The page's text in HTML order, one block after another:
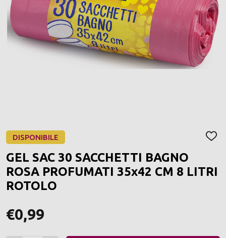
DISPONIBILE
GEL SAC 30 SACCHETTI BAGNO
ROSA PROFUMATI 35x42 CM 8 LITRI
ROTOLO
€0,99